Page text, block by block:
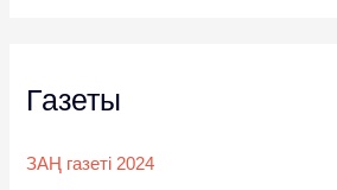
Газеты
ЗАҢ газеті 2024